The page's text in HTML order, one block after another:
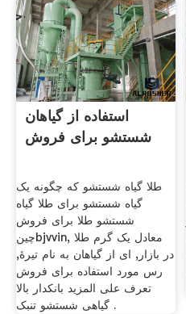
استفاده از گیاهان
شستشو برای فروش
طلا گیاه شستشو که چگونه یک
گیاه شستشو برای طلا گیاه
شستشو طلا برای فروش
چینbjvvin, معادل یک گرم طلا
در بازار, ای از گیاهان به نام تیرهٔ,
رس مورد استفاده برای فروش
تعرف على المزيد بانکدار بالا
گیاهی شستشو تنبک .